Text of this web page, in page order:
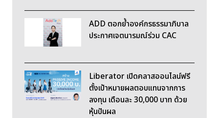
ADD ตอกย้ำองค์กรธรรมาภิบาล
ประกาศเจตนารมณ์ร่วม CAC
Liberator เปิดคลาสออนไลน์ฟรี
ตั้งเป้าหมายผลตอบแทนจากการ
ลงทุน เดือนละ 30,000 บาท ด้วย
หุ้นปันผล